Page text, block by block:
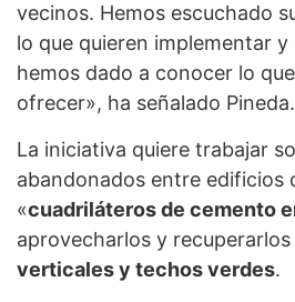
vecinos. Hemos escuchado
lo que quieren implementar y
hemos dado a conocer lo
ofrecer», ha señalado Pineda.
La iniciativa quiere trabajar
abandonados entre edificios
«cuadriláteros de cemento
aprovecharlos y
verticales y techos verdes.